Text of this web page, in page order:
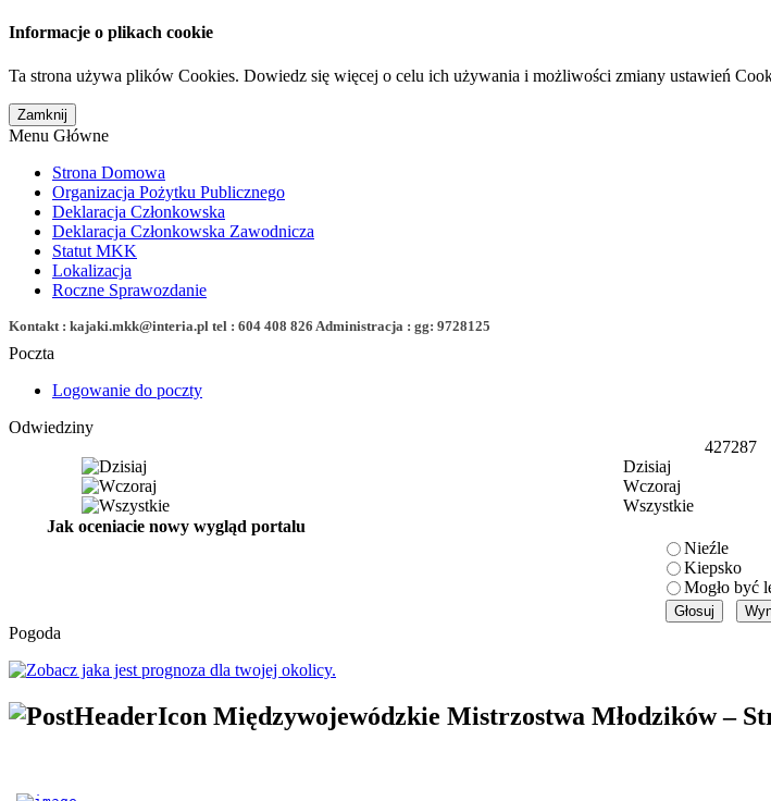
Informacje o plikach cookie
Ta strona używa plików Cookies. Dowiedz się więcej o celu ich używania i możliwości zmiany ustawień
Menu Główne
Strona Domowa
Organizacja Pożytku Publicznego
Deklaracja Członkowska
Deklaracja Członkowska Zawodnicza
Statut MKK
Lokalizacja
Roczne Sprawozdanie
Kontakt : kajaki.mkk@interia.pl tel : 604 408 826 Administracja : gg: 9728125
Poczta
Logowanie do poczty
Odwiedziny
427287
Dzisiaj
Wczoraj
Wszystkie
Jak oceniacie nowy wygląd portalu
Nieźle
Kiepsko
Mogło być
Pogoda
Międzywojewódzkie Mistrzostwa Młodzików –